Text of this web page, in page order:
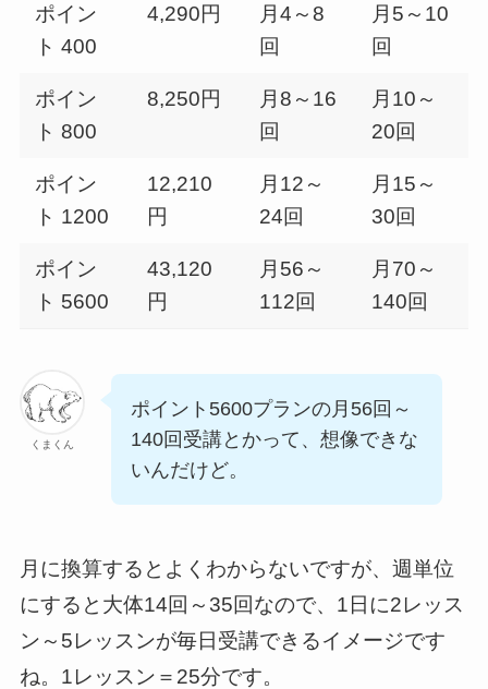
ポイン
ト 400
4,290円
月4～8
回
月5～10
回
ポイン
ト 800
8,250円
月8～16
回
月10～
20回
ポイン
ト 1200
12,210
円
月12～
24回
月15～
30回
ポイン
ト 5600
43,120
円
月56～
112回
月70～
140回
くまくん
ポイント5600プランの月56回～
140回受講とかって、想像できな
いんだけど。
月に換算するとよくわからないですが、週単位
にすると大体14回～35回なので、1日に2レッス
ン～5レッスンが毎日受講できるイメージです
ね。1レッスン＝25分です。